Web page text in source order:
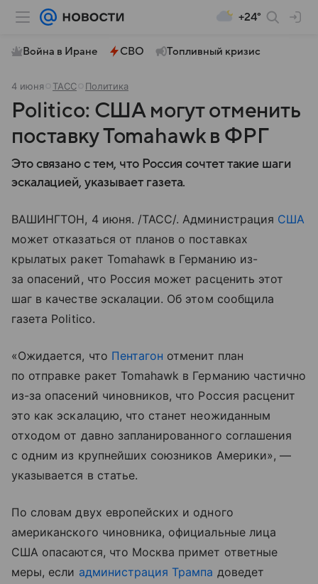
+24°
Война в Иране СВО Топливный кризис
4 июня ТАСС Политика
Politico: США могут отменить
поставку Tomahawk в ФРГ
Это связано с тем, что Россия сочтет такие шаги
эскалацией, указывает газета.
ВАШИНГТОН, 4 июня. /ТАСС/. Администрация США
может отказаться от планов о поставках
крылатых ракет Tomahawk в Германию из-
за опасений, что Россия может расценить этот
шаг в качестве эскалации. Об этом сообщила
газета Politico.
«Ожидается, что Пентагон отменит план
по отправке ракет Tomahawk в Германию частично
из-за опасений чиновников, что Россия расценит
это как эскалацию, что станет неожиданным
отходом от давно запланированного соглашения
с одним из крупнейших союзников Америки», —
указывается в статье.
По словам двух европейских и одного
американского чиновника, официальные лица
США опасаются, что Москва примет ответные
меры, если администрация Трампа доведет